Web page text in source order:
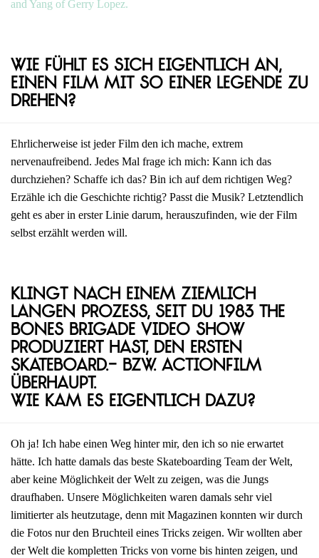
and Yang of Gerry Lopez.
Wie fühlt es sich eigentlich an,
einen Film mit so einer Legende zu
drehen?
Ehrlicherweise ist jeder Film den ich mache, extrem
nervenaufreibend. Jedes Mal frage ich mich: Kann ich das
durchziehen? Schaffe ich das? Bin ich auf dem richtigen Weg?
Erzähle ich die Geschichte richtig? Passt die Musik? Letztendlich
geht es aber in erster Linie darum, herauszufinden, wie der Film
selbst erzählt werden will.
Klingt nach einem ziemlich
langen Prozess, seit du 1983 The
Bones Brigade Video Show
produziert hast, den ersten
Skateboard.- bzw. Actionfilm
überhaupt.
Wie kam es eigentlich dazu?
Oh ja! Ich habe einen Weg hinter mir, den ich so nie erwartet
hätte. Ich hatte damals das beste Skateboarding Team der Welt,
aber keine Möglichkeit der Welt zu zeigen, was die Jungs
draufhaben. Unsere Möglichkeiten waren damals sehr viel
limitierter als heutzutage, denn mit Magazinen konnten wir durch
die Fotos nur den Bruchteil eines Tricks zeigen. Wir wollten aber
der Welt die kompletten Tricks von vorne bis hinten zeigen, und